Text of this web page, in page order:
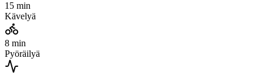
15 min
Kävelyä
8 min
Pyöräilyä